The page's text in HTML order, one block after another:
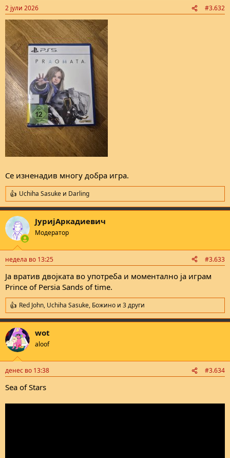
n
s
:
2 јули 2026 #3.632
Се изненадив многу добра игра.
R
e
a
c
i
s
Uchiha Sasuke и Darling
ЈуријАркадиевич
Модератор
недела во 13:25 #3.633
Ја вратив двојката во употреба и моментално ја играм
Prince of Persia Sands of time.
R
e
a
c
t
i
s
Red John, Uchiha Sasuke, Божино и 3 други
wot
aloof
денес во 13:38 #3.634
Sea of Stars